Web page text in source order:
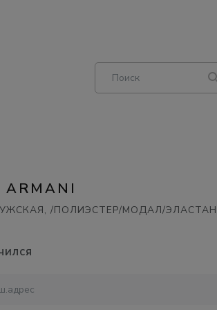
ARMANI
/ПОЛИЭСТЕР/МОДАЛ/